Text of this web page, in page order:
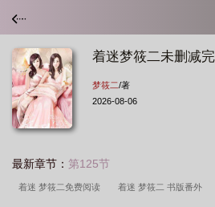
着迷梦筱二未删减
梦筱二/著
2026-08-06
最新章节： 第125节
着迷 梦筱二免费阅读 着迷 梦筱二 书版番外